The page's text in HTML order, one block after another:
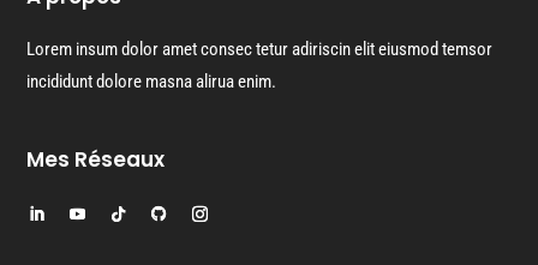
Lorem insum dolor amet consec tetur adiriscin elit eiusmod temsor
incididunt dolore masna alirua enim.
Mes Réseaux